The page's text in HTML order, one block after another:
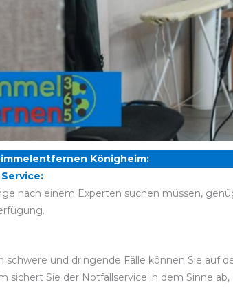
Königheim:
nach einem Experten suchen müssen,
schwere und dringende Fälle können Sie auf
sichert Sie der Notfallservice in dem Sinne